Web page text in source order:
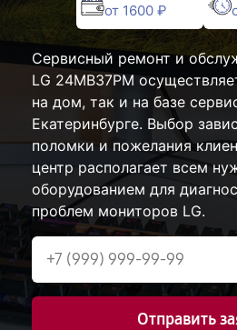
от 1600 ₽
Сервисный ремонт и
LG 24MB37PM
на дом, так и на базе
Екатеринбурге. Выбор
поломки и пожелания
центр располагает всем
оборудованием для
проблем мониторов LG.
Отправить